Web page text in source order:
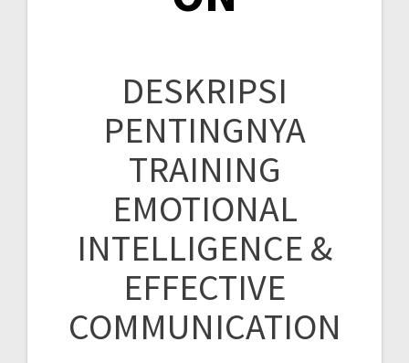
DESKRIPSI
PENTINGNYA
TRAINING
EMOTIONAL
INTELLIGENCE &
EFFECTIVE
COMMUNICATION